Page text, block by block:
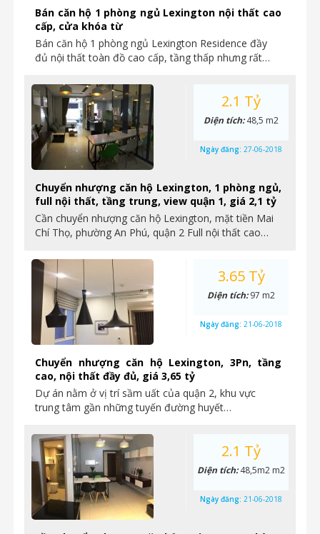
Bán căn hộ 1 phòng ngủ Lexington nội thất cao
cấp, cửa khóa từ
Bán căn hộ 1 phòng ngủ Lexington Residence đầy
đủ nội thất toàn đồ cao cấp, tầng thấp nhưng rất…
Chuyển nhượng căn hộ Lexington, 1 phòng ngủ,
full nội thất, tầng trung, view quận 1, giá 2,1 tỷ
Cần chuyển nhượng căn hộ Lexington, mặt tiền Mai
Chí Thọ, phường An Phú, quận 2 Full nội thất cao…
2.1 Tỷ
Diện tích:48,5 m2
Ngày đăng: 27-06-2018
Chuyển nhượng căn hộ Lexington, 3Pn, tầng
cao, nội thất đầy đủ, giá 3,65 tỷ
Dự án nằm ở vị trí sầm uất của quận 2, khu vực
trung tâm gần những tuyến đường huyết…
3.65 Tỷ
Diện tích:97 m2
Ngày đăng: 21-06-2018
2.1 Tỷ
Diện tích:48,5m2 m2
Ngày đăng: 21-06-2018